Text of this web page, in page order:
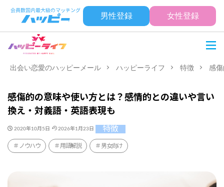
男性登録 女性登録
出会い恋愛のハッピーメール ハッピーライフ 特徴 感
感傷的の意味や使い方とは？感情的との違いや言い
換え・対義語・英語表現も
2020年10月5日 2026年1月23日 特徴
ノウハウ 用語解説 男女向け